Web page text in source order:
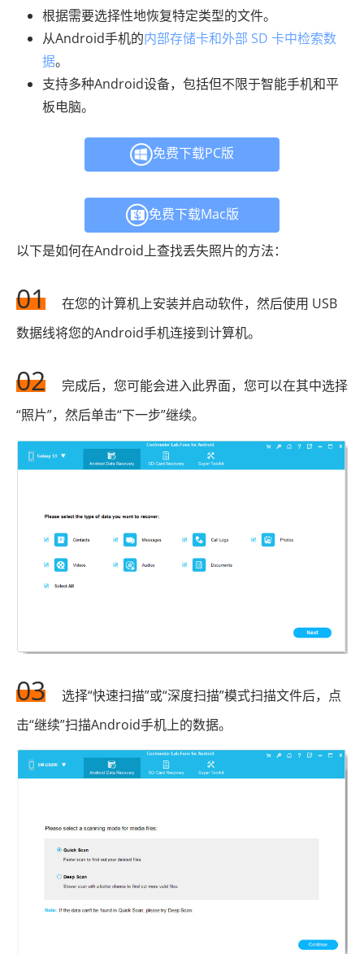
根据需要选择性地恢复特定类型的文件。
从Android手机的内部存储卡和外部 SD 卡中检索数
据。
支持多种Android设备，包括但不限于智能手机和平
板电脑。
免费下载PC版
免费下载Mac版
以下是如何在Android上查找丢失照片的方法：
01
在您的计算机上安装并启动软件，然后使用 USB
数据线将您的Android手机连接到计算机。
02
完成后，您可能会进入此界面，您可以在其中选择
“照片”，然后单击“下一步”继续。
03
选择“快速扫描”或“深度扫描”模式扫描文件后，点
击“继续”扫描Android手机上的数据。